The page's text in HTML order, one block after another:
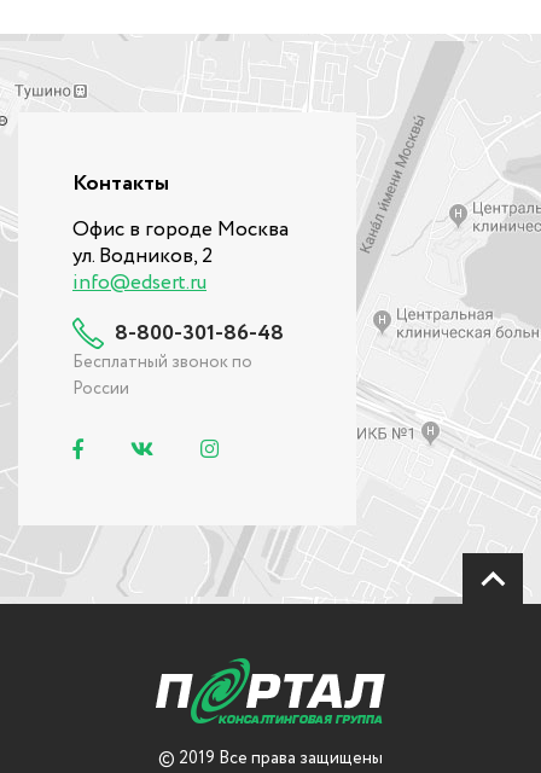
Контакты
Офис в городе Москва
ул. Водников, 2
info@edsert.ru
8-800-301-86-48
Бесплатный звонок по
России
© 2019 Все права защищены